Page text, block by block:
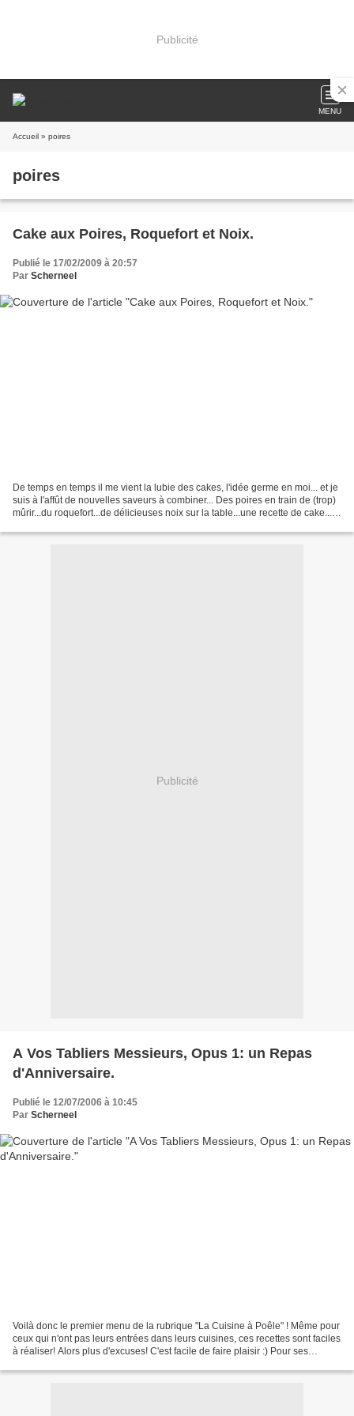
Publicité
MENU
Accueil » poires
poires
Cake aux Poires, Roquefort et Noix.
Publié le 17/02/2009 à 20:57
Par Scherneel
De temps en temps il me vient la lubie des cakes, l'idée germe en moi... et je
suis à l'affût de nouvelles saveurs à combiner... Des poires en train de (trop)
mûrir...du roquefort...de délicieuses noix sur la table...une recette de cake...
Publicité
A Vos Tabliers Messieurs, Opus 1: un Repas
d'Anniversaire.
Publié le 12/07/2006 à 10:45
Par Scherneel
Voilà donc le premier menu de la rubrique "La Cuisine à Poêle" ! Même pour
ceux qui n'ont pas leurs entrées dans leurs cuisines, ces recettes sont faciles
à réaliser! Alors plus d'excuses! C'est facile de faire plaisir :) Pour ses